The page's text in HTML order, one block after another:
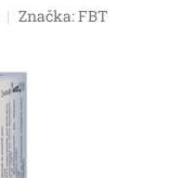
Značka:FBT